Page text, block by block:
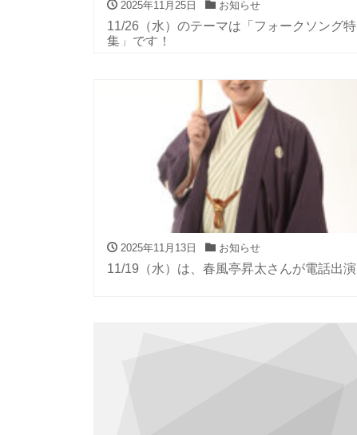
2025年11月25日 お知らせ
11/26（水）のテーマは「フォークソング特
集」です！
2025年11月13日 お知らせ
11/19（水）は、春風亭昇太さんが電話出演